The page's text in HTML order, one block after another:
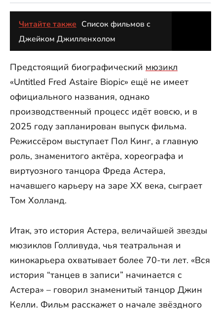
Читайте также Список фильмов с
Джейком Джилленхолом
Предстоящий биографический мюзикл
«Untitled Fred Astaire Biopic» ещё не имеет
официального названия, однако
производственный процесс идёт вовсю, и в
2025 году запланирован выпуск фильма.
Режиссёром выступает Пол Кинг, а главную
роль, знаменитого актёра, хореографа и
виртуозного танцора Фреда Астера,
начавшего карьеру на заре XX века, сыграет
Том Холланд.
Итак, это история Астера, величайшей звезды
мюзиклов Голливуда, чья театральная и
кинокарьера охватывает более 70-ти лет. «Вся
история “танцев в записи” начинается с
Астера» – говорил знаменитый танцор Джин
Келли. Фильм расскажет о начале звёздного